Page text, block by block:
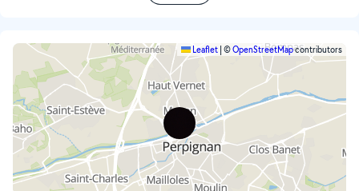
Leaflet ©OpenStreetMapcontributors